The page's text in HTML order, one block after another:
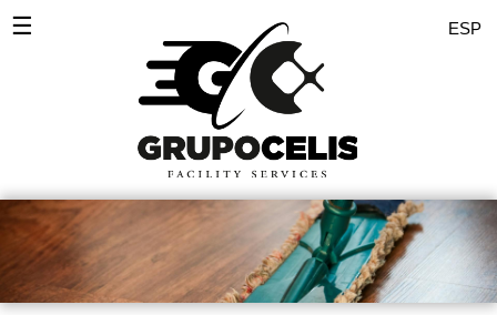
ESP
☰
Desinfeccions
Serveis Empreses